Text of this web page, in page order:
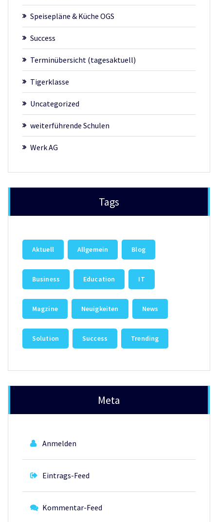
Speisepläne & Küche OGS
Success
Terminübersicht (tagesaktuell)
Tigerklasse
Uncategorized
weiterführende Schulen
Werk AG
Tags
Aktuell Allgemein Blog
Business Education IT
Magzine Neuigkeiten News
Solution Success Trending
Meta
Anmelden
Eintrags-Feed
Kommentar-Feed